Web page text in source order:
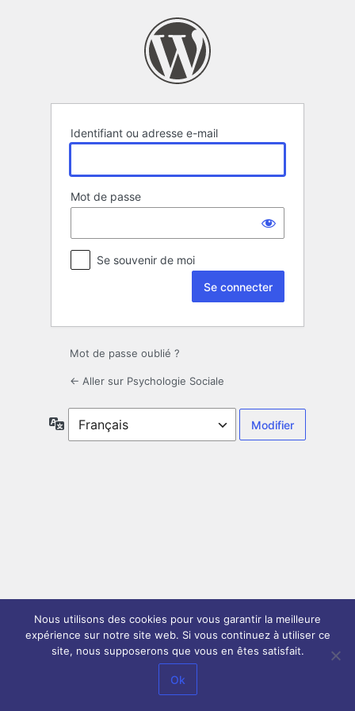
Identifiant ou adresse e-mail
Mot de passe
Se souvenir de moi
Mot de passe oublié ?
← Aller sur Psychologie Sociale
Langue
Nous utilisons des cookies pour vous garantir la meilleure
expérience sur notre site web. Si vous continuez à utiliser ce
site, nous supposerons que vous en êtes satisfait.
Ok